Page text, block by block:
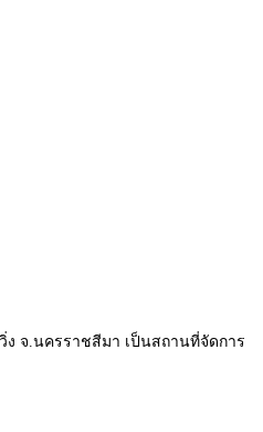
จ.นครราชสีมา เป็นสถานที่จัดการ